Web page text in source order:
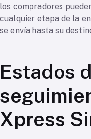
los compradores
cualquier etapa de la
se envía hasta su
Estados
Xpress